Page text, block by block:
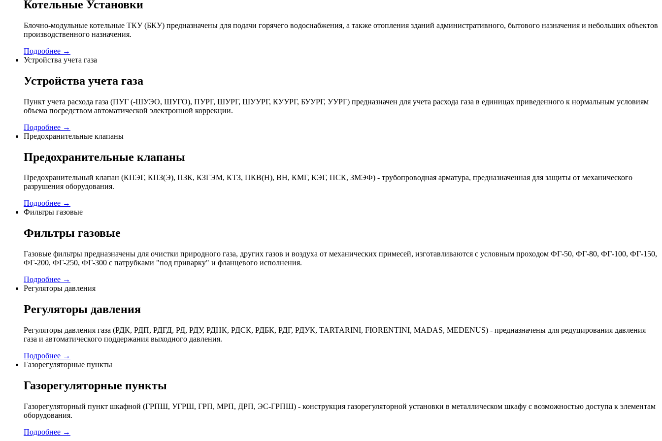
Котельные Установки
Блочно-модульные котельные ТКУ (БКУ) предназначены для подачи горячего водоснабжения, а также отопления зданий административного, бытового назначения и небольших объектов
производственного назначения.
Подробнее →
Устройства учета газа
Устройства учета газа
Пункт учета расхода газа (ПУГ (-ШУЭО, ШУГО), ПУРГ, ШУРГ, ШУУРГ, КУУРГ, БУУРГ, УУРГ) предназначен для учета расхода газа в единицах приведенного к нормальным условиям
объема посредством автоматической электронной коррекции.
Подробнее →
Предохранительные клапаны
Предохранительные клапаны
Предохранительный клапан (КПЭГ, КПЗ(Э), ПЗК, КЗГЭМ, КТЗ, ПКВ(Н), ВН, КМГ, КЭГ, ПСК, ЗМЭФ) - трубопроводная арматура, предназначенная для защиты от механического
разрушения оборудования.
Подробнее →
Фильтры газовые
Фильтры газовые
Газовые фильтры предназначены для очистки природного газа, других газов и воздуха от механических примесей, изготавливаются с условным проходом ФГ-50, ФГ-80, ФГ-100, ФГ-150,
ФГ-200, ФГ-250, ФГ-300 с патрубками "под приварку" и фланцевого исполнения.
Подробнее →
Регуляторы давления
Регуляторы давления
Регуляторы давления газа (РДК, РДП, РДГД, РД, РДУ, РДНК, РДСК, РДБК, РДГ, РДУК, TARTARINI, FIORENTINI, MADAS, MEDENUS) - предназначены для редуцирования давления
газа и автоматического поддержания выходного давления.
Подробнее →
Газорегуляторные пункты
Газорегуляторные пункты
Газорегуляторный пункт шкафной (ГРПШ, УГРШ, ГРП, МРП, ДРП, ЭС-ГРПШ) - конструкция газорегуляторной установки в металлическом шкафу с возможностью доступа к элементам
оборудования.
Подробнее →